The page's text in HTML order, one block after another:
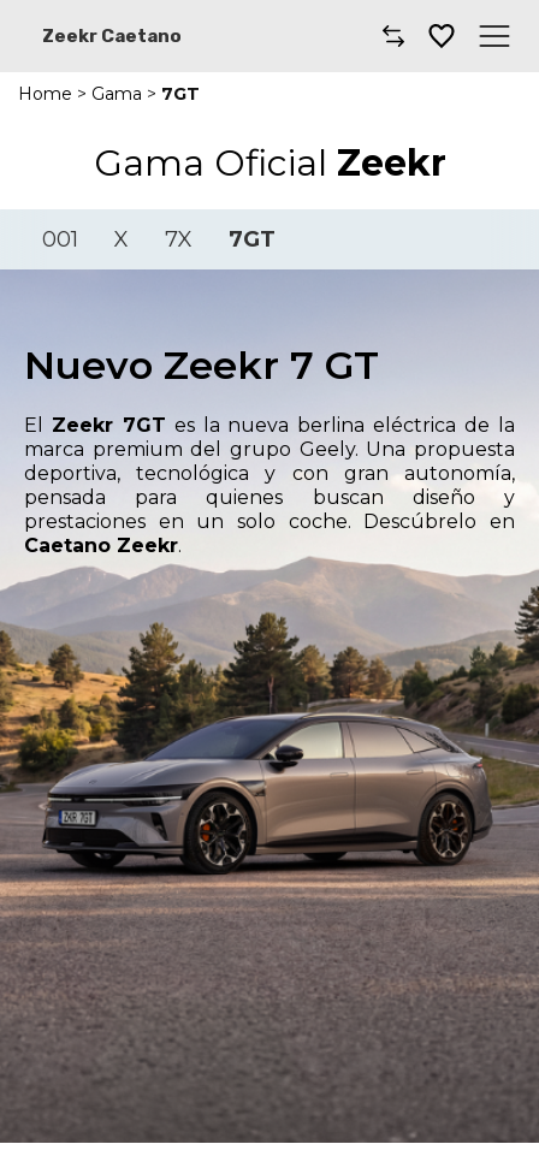
Zeekr Caetano
Modelos Zeekr
Home > Gama > 7GT
Gama Oficial Zeekr
001 X 7X 7GT
Nuevo Zeekr 7 GT
El Zeekr 7GT es la nueva berlina eléctrica de la
marca premium del grupo Geely. Una propuesta
deportiva, tecnológica y con gran autonomía,
pensada para quienes buscan diseño y
prestaciones en un solo coche. Descúbrelo en
Caetano Zeekr.